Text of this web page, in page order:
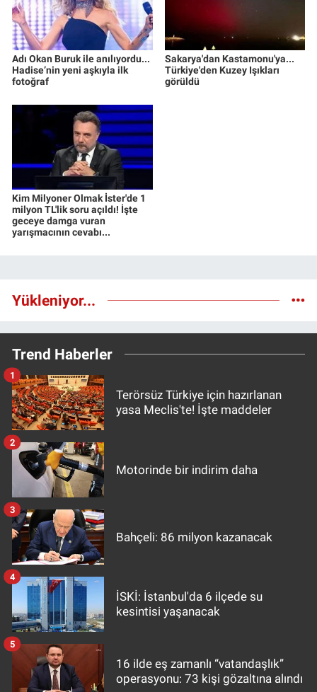
Adı Okan Buruk ile anılıyordu...
Hadise’nin yeni aşkıyla ilk
fotoğraf
Sakarya'dan Kastamonu'ya...
Türkiye'den Kuzey Işıkları
görüldü
Kim Milyoner Olmak İster'de 1
milyon TL'lik soru açıldı! İşte
geceye damga vuran
yarışmacının cevabı...
Yükleniyor...
Trend Haberler
Terörsüz Türkiye için hazırlanan
yasa Meclis'te! İşte maddeler
1
Motorinde bir indirim daha
2
Bahçeli: 86 milyon kazanacak
3
İSKİ: İstanbul'da 6 ilçede su
kesintisi yaşanacak
4
16 ilde eş zamanlı “vatandaşlık”
operasyonu: 73 kişi gözaltına alındı
5